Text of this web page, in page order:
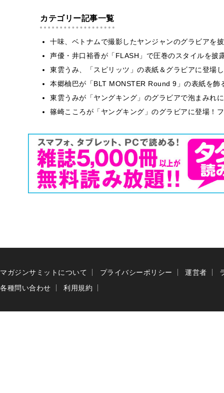
カテゴリー記事一覧
十味、ベトナムで撮影したヤンジャンのグラビアを
声優・井口裕香が「FLASH」で圧巻のスタイルを
東雲うみ、「スピリッツ」の表紙＆グラビアに登場
本郷柚巴が「BLT MONSTER Round 9」の表紙を
東雲うみが「ヤングキング」のグラビアで泡まみれ
篠崎こころが「ヤングキング」のグラビアに登場！
マガジンサミットについて プライバシーポリシー 運営者
各種問い合わせ
利用規約